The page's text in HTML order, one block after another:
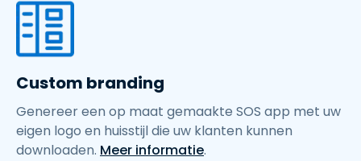
Custom branding
Genereer een op maat gemaakte SOS app met uw
eigen logo en huisstijl die uw klanten kunnen
downloaden. Meer informatie.